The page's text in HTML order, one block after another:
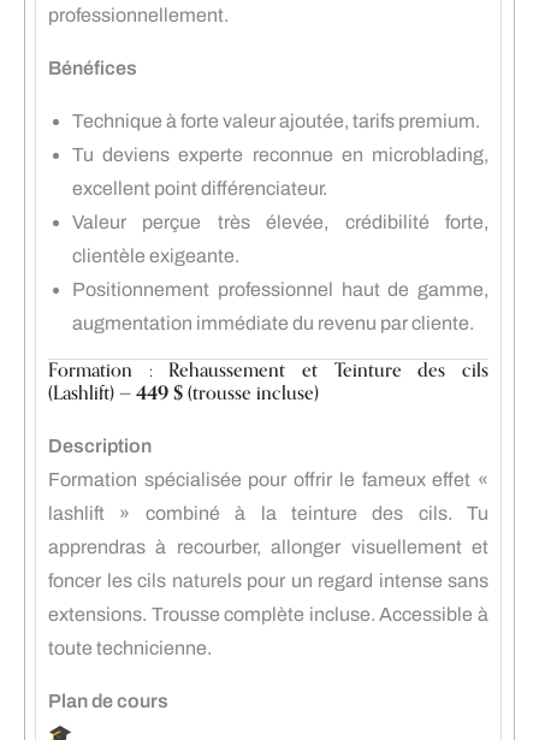
professionnellement.
Bénéfices
Technique à forte valeur ajoutée, tarifs premium.
Tu deviens experte reconnue en microblading,
excellent point différenciateur.
Valeur perçue très élevée, crédibilité forte,
clientèle exigeante.
Positionnement professionnel haut de gamme,
augmentation immédiate du revenu par cliente.
Formation : Rehaussement et Teinture des cils
(Lashlift) —449 $(trousse incluse)
Description
Formation spécialisée pour offrir le fameux effet «
lashlift » combiné à la teinture des cils. Tu
apprendras à recourber, allonger visuellement et
foncer les cils naturels pour un regard intense sans
extensions. Trousse complète incluse. Accessible à
toute technicienne.
Plan de cours
🎓